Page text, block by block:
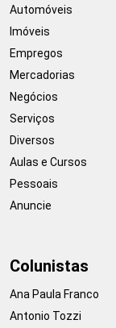
Automóveis
Imóveis
Empregos
Mercadorias
Negócios
Serviços
Diversos
Aulas e Cursos
Pessoais
Anuncie
Colunistas
Ana Paula Franco
Antonio Tozzi